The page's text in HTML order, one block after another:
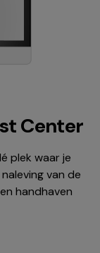
Center
plek waar je
van de
handhaven